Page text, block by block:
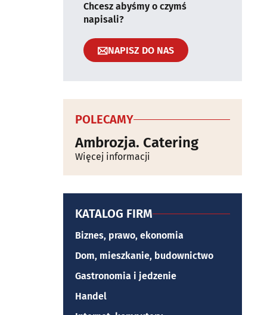
Chcesz abyśmy o czymś
napisali?
NAPISZ DO NAS
POLECAMY
Ambrozja. Catering
Więcej informacji
KATALOG FIRM
Biznes, prawo, ekonomia
Dom, mieszkanie, budownictwo
Gastronomia i jedzenie
Handel